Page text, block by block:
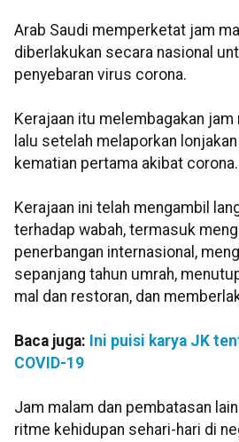
Arab Saudi memperketat jam
diberlakukan secara nasional
penyebaran virus corona.
Kerajaan itu melembagakan jam
lalu setelah melaporkan
kematian pertama akibat corona.
Kerajaan ini telah mengambil
terhadap wabah, termasuk
penerbangan internasional,
sepanjang tahun umrah,
mal dan restoran, dan
Baca juga: Ini puisi karya JK
COVID-19
Jam malam dan pembatasan
ritme kehidupan sehari-hari di